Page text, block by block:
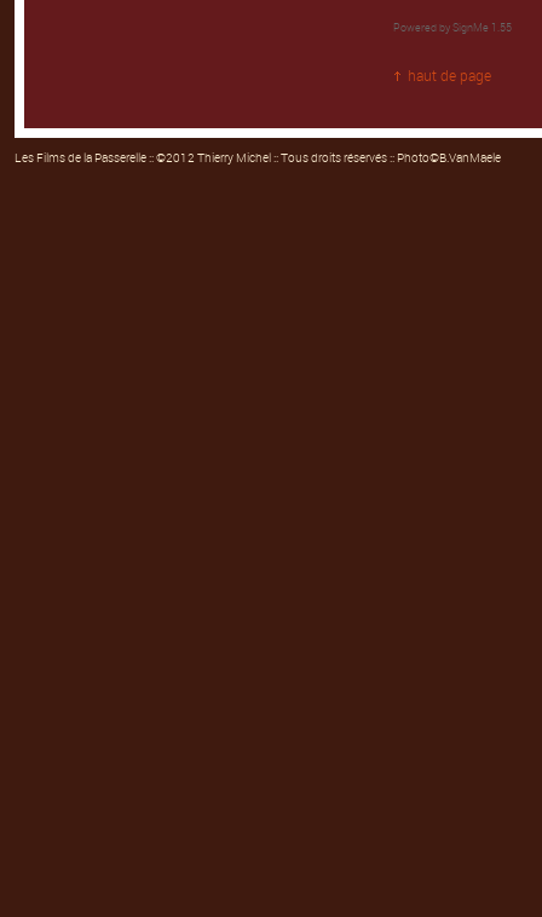
Powered by SignMe 1.55
haut de page
Les Films de la Passerelle:: ©2012 Thierry Michel :: Tous droits réservés :: Photo©B.VanMaele